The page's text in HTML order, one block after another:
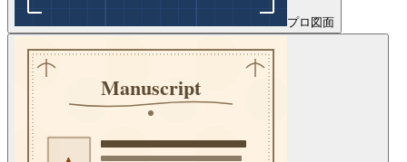
プロ 図面